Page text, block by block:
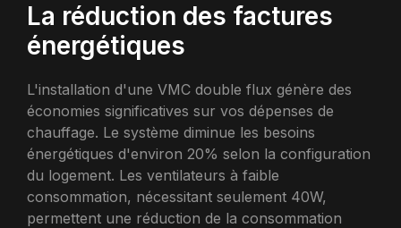
La réduction des factures
énergétiques
L'installation d'une VMC double flux génère des
économies significatives sur vos dépenses de
chauffage. Le système diminue les besoins
énergétiques d'environ 20% selon la configuration
du logement. Les ventilateurs à faible
consommation, nécessitant seulement 40W,
permettent une réduction de la consommation